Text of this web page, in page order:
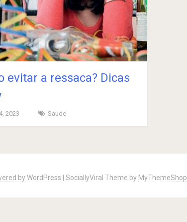
evitar a ressaca? Dicas
2023 Saude
by WordPress SociallyViral Theme by MyThemeShop